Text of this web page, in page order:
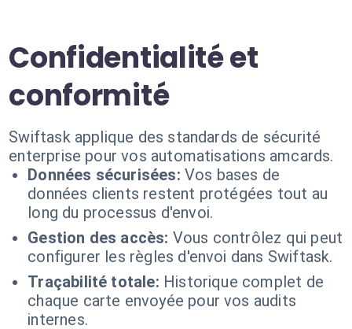
Confidentialité et
conformité
Swiftask applique des standards de sécurité
enterprise pour vos automatisations amcards.
Données sécurisées: Vos bases de
données clients restent protégées tout au
long du processus d'envoi.
Gestion des accès: Vous contrôlez qui peut
configurer les règles d'envoi dans Swiftask.
Traçabilité totale: Historique complet de
chaque carte envoyée pour vos audits
internes.